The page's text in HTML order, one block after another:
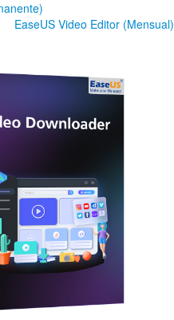
EaseUS Video Editor (Mensual)